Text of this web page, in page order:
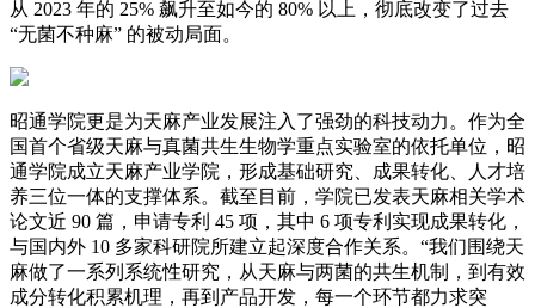
从 2023 年的 25% 飙升至如今的 80% 以上，彻底改变了过去
“无菌不种麻” 的被动局面。
昭通学院更是为天麻产业发展注入了强劲的科技动力。作为全
国首个省级天麻与真菌共生生物学重点实验室的依托单位，昭
通学院成立天麻产业学院，形成基础研究、成果转化、人才培
养三位一体的支撑体系。截至目前，学院已发表天麻相关学术
论文近 90 篇，申请专利 45 项，其中 6 项专利实现成果转化，
与国内外 10 多家科研院所建立起深度合作关系。“我们围绕天
麻做了一系列系统性研究，从天麻与两菌的共生机制，到有效
成分转化积累机理，再到产品开发，每一个环节都力求突